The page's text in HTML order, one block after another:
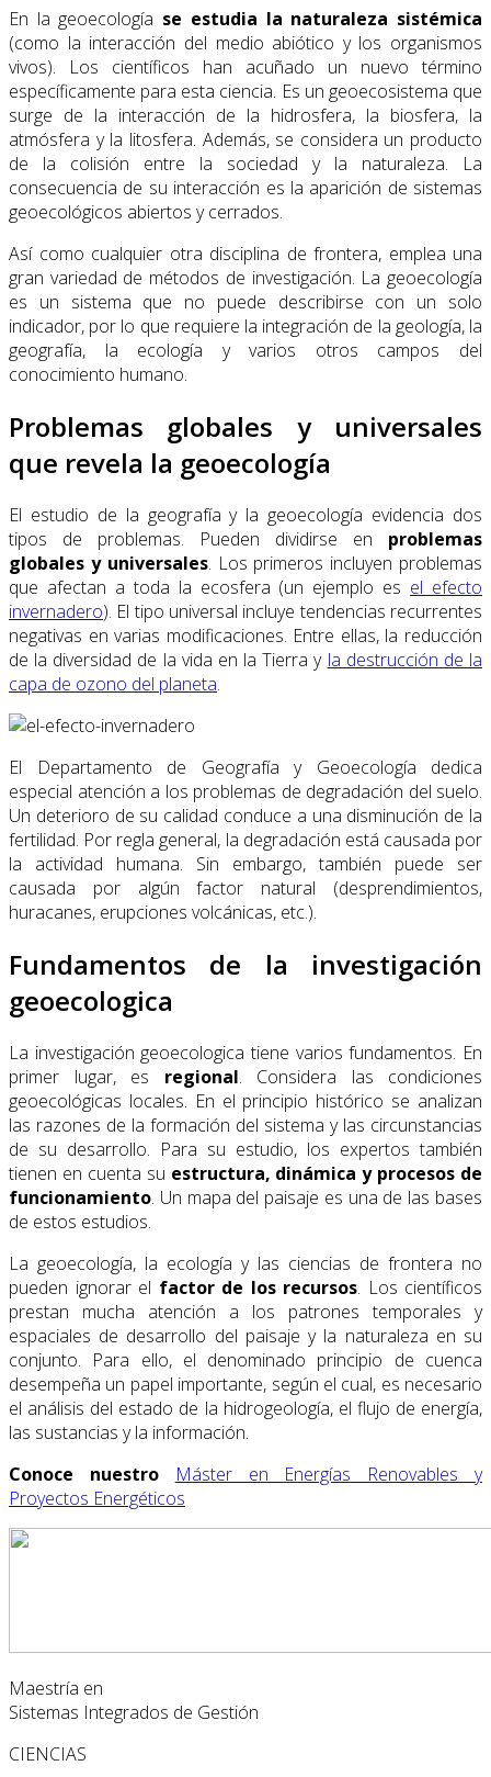
En la geoecología se estudia la naturaleza sistémica
(como la interacción del medio abiótico y los organismos
vivos). Los científicos han acuñado un nuevo término
específicamente para esta ciencia. Es un geoecosistema que
surge de la interacción de la hidrosfera, la biosfera, la
atmósfera y la litosfera. Además, se considera un producto
de la colisión entre la sociedad y la naturaleza. La
consecuencia de su interacción es la aparición de sistemas
geoecológicos abiertos y cerrados.
Así como cualquier otra disciplina de frontera, emplea una
gran variedad de métodos de investigación. La geoecología
es un sistema que no puede describirse con un solo
indicador, por lo que requiere la integración de la geología, la
geografía, la ecología y varios otros campos del
conocimiento humano.
Problemas globales y universales
que revela la geoecología
El estudio de la geografía y la geoecología evidencia dos
tipos de problemas. Pueden dividirse en problemas
globales y universales. Los primeros incluyen problemas
que afectan a toda la ecosfera (un ejemplo es el efecto
invernadero). El tipo universal incluye tendencias recurrentes
negativas en varias modificaciones. Entre ellas, la reducción
de la diversidad de la vida en la Tierra y la destrucción de la
capa de ozono del planeta.
El Departamento de Geografía y Geoecología dedica
especial atención a los problemas de degradación del suelo.
Un deterioro de su calidad conduce a una disminución de la
fertilidad. Por regla general, la degradación está causada por
la actividad humana. Sin embargo, también puede ser
causada por algún factor natural (desprendimientos,
huracanes, erupciones volcánicas, etc.).
Fundamentos de la investigación
geoecologica
La investigación geoecologica tiene varios fundamentos. En
primer lugar, es regional. Considera las condiciones
geoecológicas locales. En el principio histórico se analizan
las razones de la formación del sistema y las circunstancias
de su desarrollo. Para su estudio, los expertos también
tienen en cuenta su estructura, dinámica y procesos de
funcionamiento. Un mapa del paisaje es una de las bases
de estos estudios.
La geoecología, la ecología y las ciencias de frontera no
pueden ignorar el factor de los recursos. Los científicos
prestan mucha atención a los patrones temporales y
espaciales de desarrollo del paisaje y la naturaleza en su
conjunto. Para ello, el denominado principio de cuenca
desempeña un papel importante, según el cual, es necesario
el análisis del estado de la hidrogeología, el flujo de energía,
las sustancias y la información.
Conoce nuestro
Máster en Energías Renovables y
Proyectos Energéticos
Maestría en
Sistemas Integrados de Gestión
CIENCIAS